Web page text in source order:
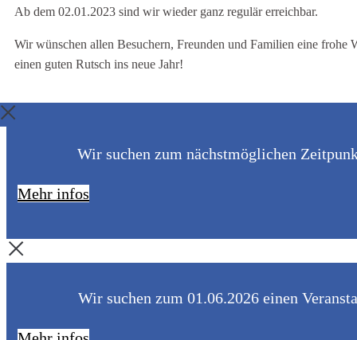
Ab dem 02.01.2023 sind wir wieder ganz regulär erreichbar.
Wir wünschen allen Besuchern, Freunden und Familien eine frohe
einen guten Rutsch ins neue Jahr!
Wir suchen zum nächstmöglichen
Mehr infos
Wir suchen zum 01.06.2026 einen